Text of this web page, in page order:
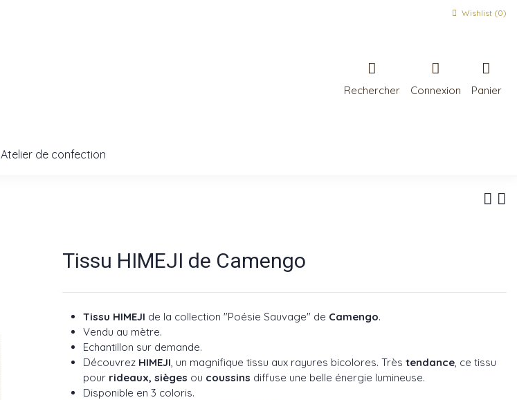
Wishlist (0)
Rechercher Connexion Panier
Atelier de confection
Tissu HIMEJI de Camengo
Tissu HIMEJI de la collection "Poésie Sauvage" de Camengo.
Vendu au mètre.
Echantillon sur demande.
Découvrez HIMEJI, un magnifique tissu aux rayures bicolores. Très tendance, ce tissu
pour rideaux, sièges ou coussins diffuse une belle énergie lumineuse.
Disponible en 3 coloris.